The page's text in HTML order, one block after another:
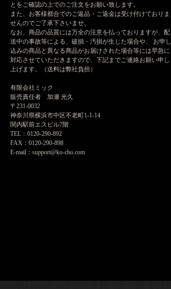
とをご確認の上でのご注文をお願い致します。
また、お客様都合でのご返品・ご返金は受け付けておりま
せんのでご了承下さいませ。
なお、商品の品質には万全の注意を払っておりますが、配
送中の事故等による、破損・汚損が生じた場合や、 お申し
込みの商品と異なる商品がお届けされた場合等には早急に
対応させていただきますので、下記までご連絡お願い申し
上げます。（送料は弊社負担）
有限会社ミック
販売責任者 加瀬 光久
〒231-0032
神奈川県横浜市中区不老町1-1-14
関内駅前エスビル7階
TEL：0120-290-892
FAX：0120-290-898
E-mail：support@ko-cho.com